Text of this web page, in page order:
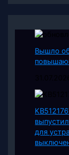
Вышло
для